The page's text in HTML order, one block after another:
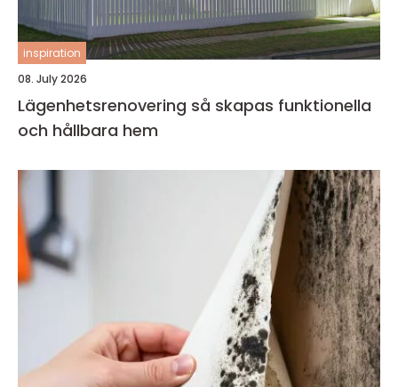
inspiration
08. July 2026
Lägenhetsrenovering så skapas funktionella
och hållbara hem